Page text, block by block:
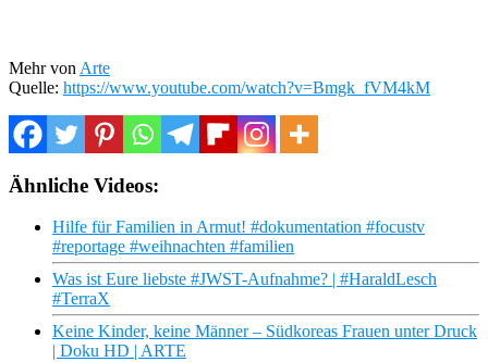
Mehr von Arte
Quelle: https://www.youtube.com/watch?v=Bmgk_fVM4kM
Ähnliche Videos:
Hilfe für Familien in Armut! #dokumentation #focustv
#reportage #weihnachten #familien
Was ist Eure liebste #JWST-Aufnahme? | #HaraldLesch
#TerraX
Keine Kinder, keine Männer – Südkoreas Frauen unter Druck
| Doku HD | ARTE